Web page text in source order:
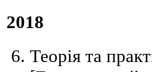
2018
Теорія та